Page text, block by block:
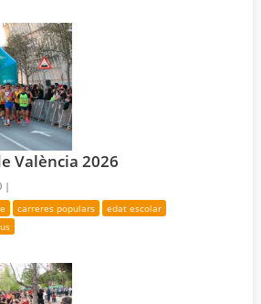
València 2026
|
carreres populars
edat escolar